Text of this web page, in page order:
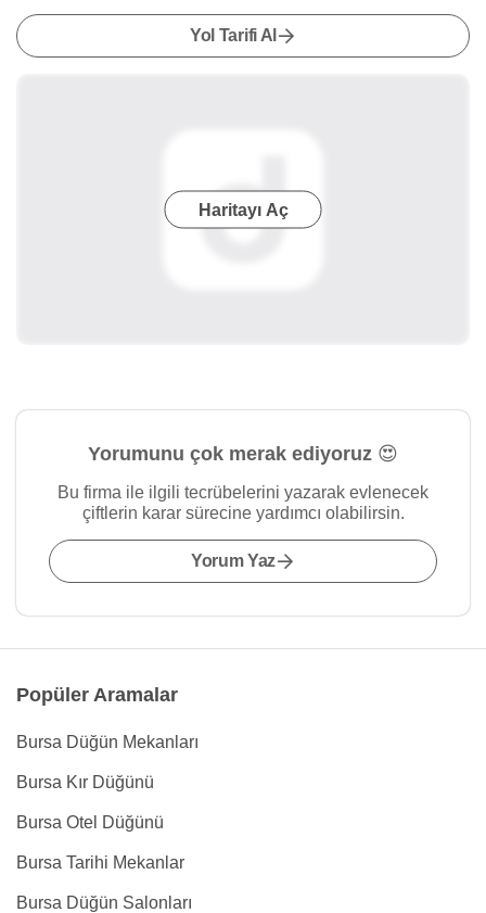
Yol Tarifi Al
Haritayı Aç
Yorumunu çok merak ediyoruz 😍
Bu firma ile ilgili tecrübelerini yazarak evlenecek
çiftlerin karar sürecine yardımcı olabilirsin.
Yorum Yaz
Popüler Aramalar
Bursa Düğün Mekanları
Bursa Kır Düğünü
Bursa Otel Düğünü
Bursa Tarihi Mekanlar
Bursa Düğün Salonları